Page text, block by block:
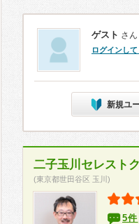
ゲスト さん
ログインし
新規ユ
二子玉川セレスト
(東京都世田谷区 玉川)
5件